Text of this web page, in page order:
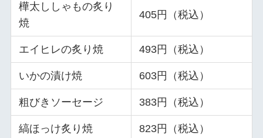
樺太ししゃもの炙り
焼
405円（税込）
エイヒレの炙り焼 493円（税込）
いかの漬け焼 603円（税込）
粗びきソーセージ 383円（税込）
縞ほっけ炙り焼 823円（税込）